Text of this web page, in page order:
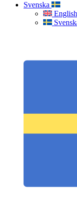
Svenska
English